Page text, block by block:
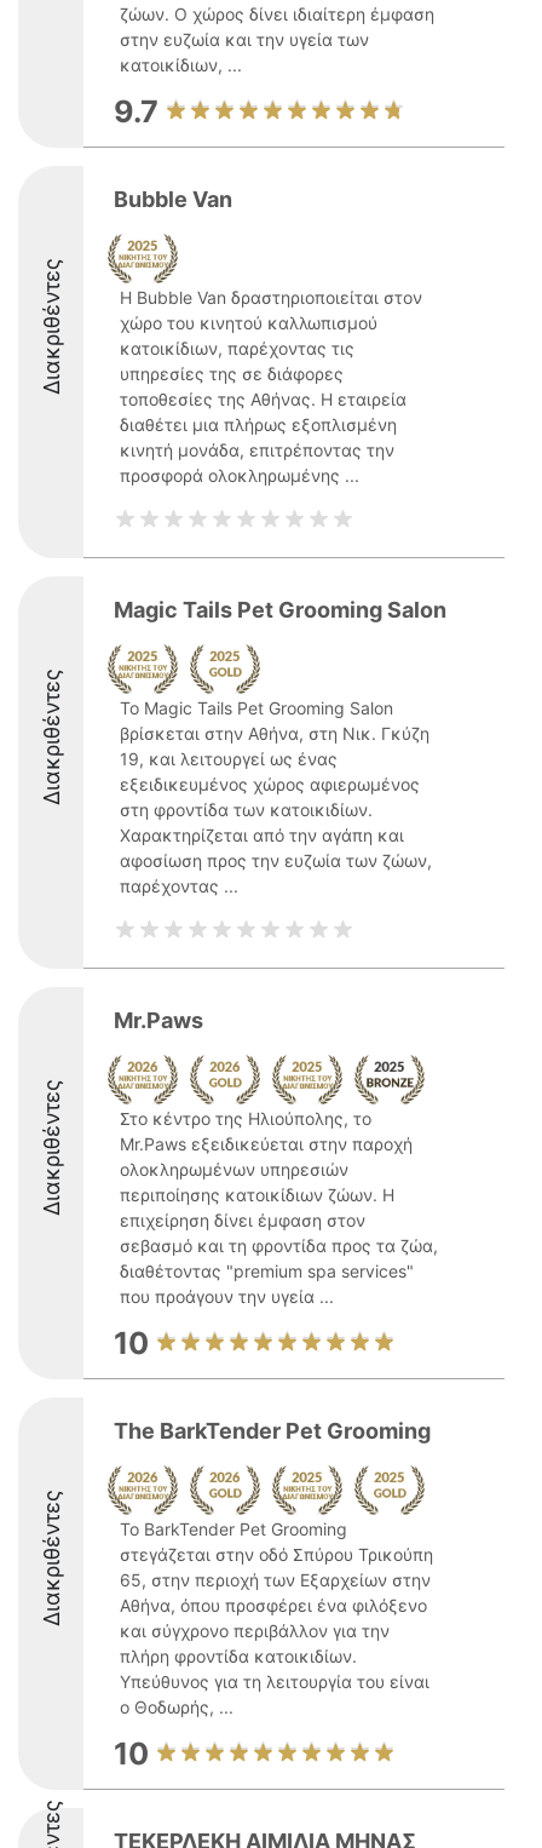
ζώων. Ο χώρος δίνει ιδιαίτερη έμφαση
στην ευζωία και την υγεία των
κατοικίδιων, ...
9.7
Διακριθέντες
Bubble Van
Η Bubble Van δραστηριοποιείται στον
χώρο του κινητού καλλωπισμού
κατοικίδιων, παρέχοντας τις
υπηρεσίες της σε διάφορες
τοποθεσίες της Αθήνας. Η εταιρεία
διαθέτει μια πλήρως εξοπλισμένη
κινητή μονάδα, επιτρέποντας την
προσφορά ολοκληρωμένης ...
Διακριθέντες
Magic Tails Pet Grooming Salon
Το Magic Tails Pet Grooming Salon
βρίσκεται στην Αθήνα, στη Νικ. Γκύζη
19, και λειτουργεί ως ένας
εξειδικευμένος χώρος αφιερωμένος
στη φροντίδα των κατοικιδίων.
Χαρακτηρίζεται από την αγάπη και
αφοσίωση προς την ευζωία των ζώων,
παρέχοντας ...
Διακριθέντες
Mr.Paws
Στο κέντρο της Ηλιούπολης, το
Mr.Paws εξειδικεύεται στην παροχή
ολοκληρωμένων υπηρεσιών
περιποίησης κατοικίδιων ζώων. Η
επιχείρηση δίνει έμφαση στον
σεβασμό και τη φροντίδα προς τα ζώα,
διαθέτοντας "premium spa services"
που προάγουν την υγεία ...
10
Διακριθέντες
The BarkTender Pet Grooming
Το BarkTender Pet Grooming
στεγάζεται στην οδό Σπύρου Τρικούπη
65, στην περιοχή των Εξαρχείων στην
Αθήνα, όπου προσφέρει ένα φιλόξενο
και σύγχρονο περιβάλλον για την
πλήρη φροντίδα κατοικιδίων.
Υπεύθυνος για τη λειτουργία του είναι
ο Θοδωρής, ...
10
ΤΕΚΕΡΛΕΚΗ ΑΙΜΙΛΙΑ ΜΗΝΑΣ